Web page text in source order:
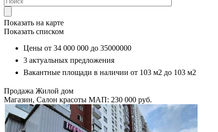
Показать на карте
Показать списком
Цены от 34 000 000 до 35000000
3 актуальных предложения
Вакантные площади в наличии от 103 м2 до 103 м2
Продажа Жилой дом
Магазин, Салон красоты МАП: 230 000 руб.